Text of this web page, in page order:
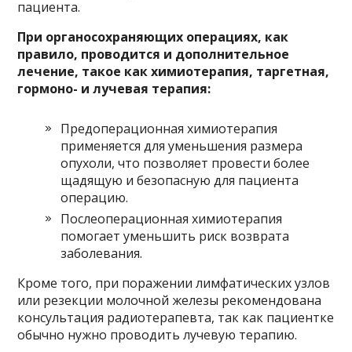
пациента.
При органосохраняющих операциях, как
правило, проводится и дополнительное
лечение, такое как химиотерапия, таргетная,
гормоно- и лучевая терапия:
Предоперационная химиотерапия
применяется для уменьшения размера
опухоли, что позволяет провести более
щадящую и безопасную для пациента
операцию.
Послеоперационная химиотерапия
помогает уменьшить риск возврата
заболевания.
Кроме того, при поражении лимфатических узлов
или резекции молочной железы рекомендована
консультация радиотерапевта, так как пациентке
обычно нужно проводить лучевую терапию.